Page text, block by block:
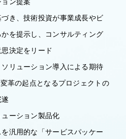
き、技術投資が事業成長やビ
を提示し、コンサルティング
決定をリード
リューション導入による期待
革の起点となるプロジェクトの
ーション製品化
汎用的な「サービスパッケー